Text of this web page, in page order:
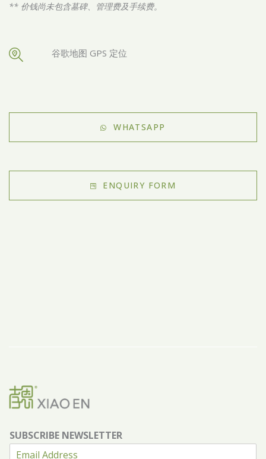
** 价钱尚未包含墓碑、管理费及手续费。
谷歌地图 GPS 定位
WHATSAPP
ENQUIRY FORM
SUBSCRIBE NEWSLETTER